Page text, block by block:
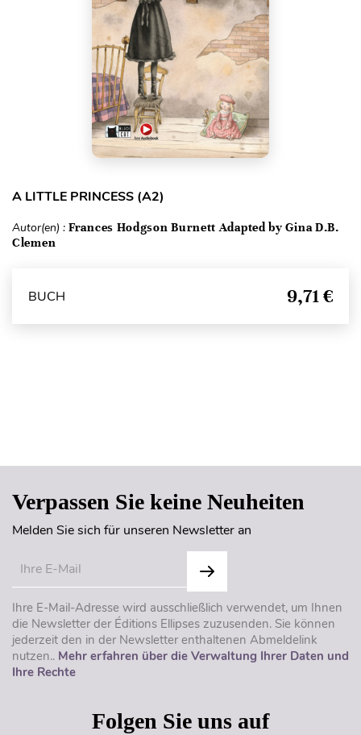
A LITTLE PRINCESS (A2)
Autor(en) : Frances Hodgson Burnett Adapted by Gina D.B.
Clemen
BUCH 9,71 €
Verpassen Sie keine Neuheiten
Melden Sie sich für unseren Newsletter an
Ihre E-Mail-Adresse wird ausschließlich verwendet, um Ihnen
die Newsletter der Éditions Ellipses zuzusenden. Sie können
jederzeit den in der Newsletter enthaltenen Abmeldelink
nutzen.. Mehr erfahren über die Verwaltung Ihrer Daten und
Ihre Rechte
Folgen Sie uns auf